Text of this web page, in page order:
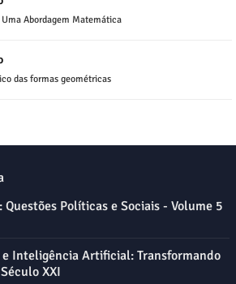
Abordagem Matemática
das formas geométricas
Questões Políticas e Sociais - Volume 5
e Inteligência Artificial: Transformando
XXI